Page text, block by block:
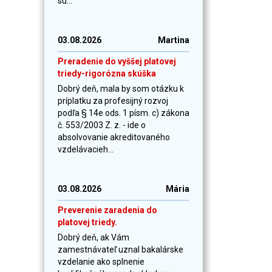
03.08.2026 Martina
Preradenie do vyššej platovej
triedy-rigorózna skúška
Dobrý deň, mala by som otázku k
príplatku za profesijný rozvoj
podľa § 14e ods. 1 písm. c) zákona
č. 553/2003 Z. z. - ide o
absolvovanie akreditovaného
vzdelávacieh...
03.08.2026 Mária
Preverenie zaradenia do
platovej triedy.
Dobrý deň, ak Vám
zamestnávateľ uznal bakalárske
vzdelanie ako splnenie